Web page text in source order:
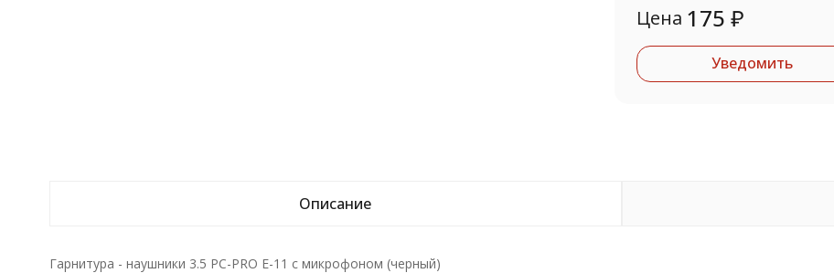
Цена 175 ₽
Уведомить
Описание
Гарнитура - наушники 3.5 PC-PRO E-11 с микрофоном (черный)